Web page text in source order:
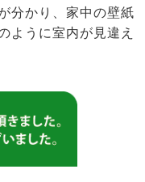
分かり、家中の壁紙
ように室内が見違え